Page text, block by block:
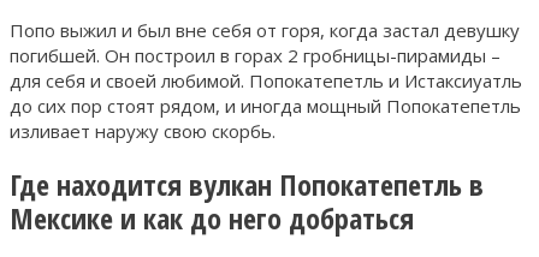
Попо выжил и был вне себя от горя, когда застал девушку
погибшей. Он построил в горах 2 гробницы-пирамиды –
для себя и своей любимой. Попокатепетль и Истаксиуатль
до сих пор стоят рядом, и иногда мощный Попокатепетль
изливает наружу свою скорбь.
Где находится вулкан Попокатепетль в
Мексике и как до него добраться